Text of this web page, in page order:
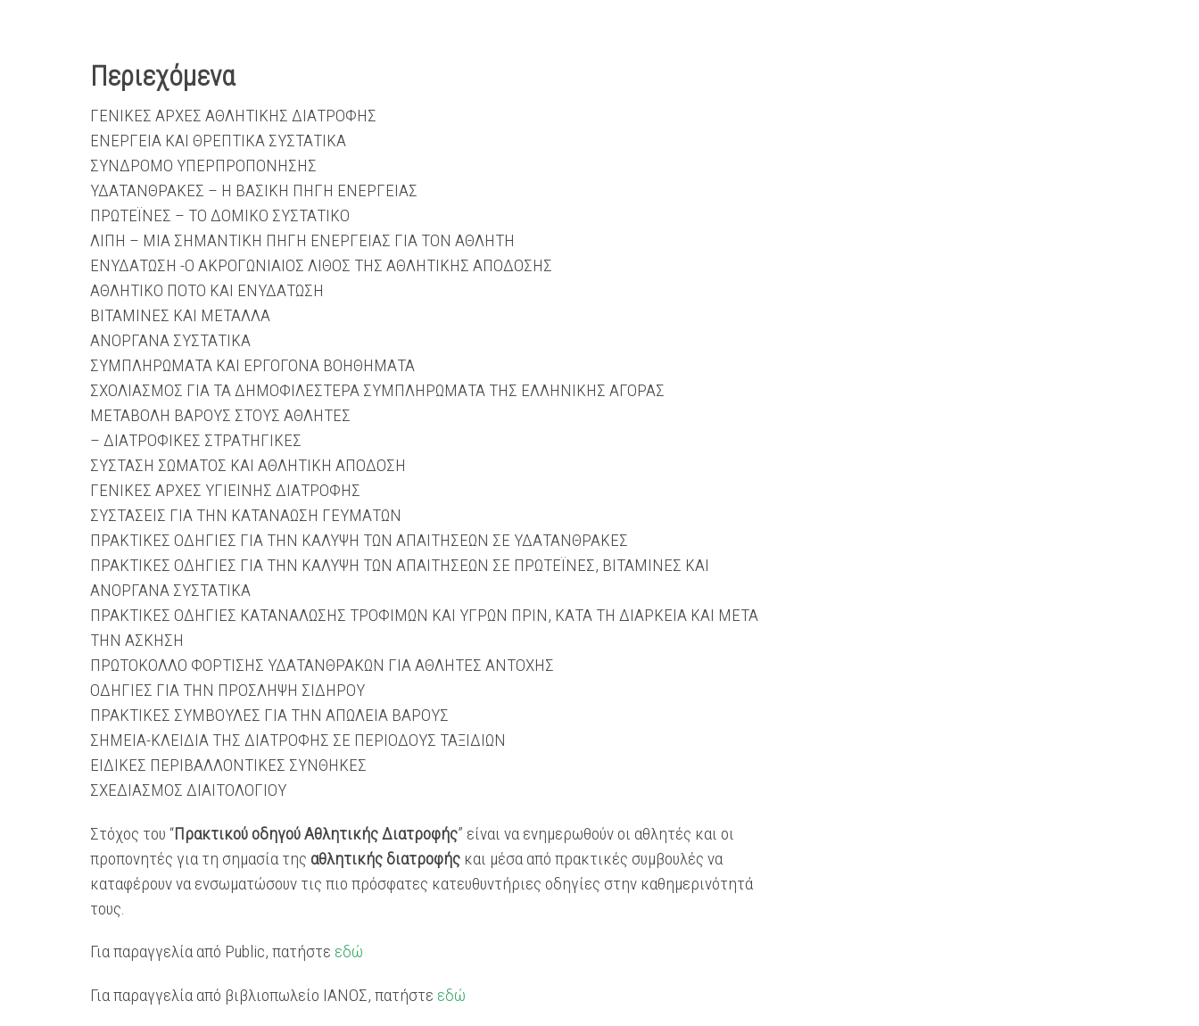
Περιεχόμενα
ΓΕΝΙΚΕΣ ΑΡΧΕΣ ΑΘΛΗΤΙΚΗΣ ΔΙΑΤΡΟΦΗΣ
ΕΝΕΡΓΕΙΑ ΚΑΙ ΘΡΕΠΤΙΚΑ ΣΥΣΤΑΤΙΚΑ
ΣΥΝΔΡΟΜΟ ΥΠΕΡΠΡΟΠΟΝΗΣΗΣ
ΥΔΑΤΑΝΘΡΑΚΕΣ – Η ΒΑΣΙΚΗ ΠΗΓΗ ΕΝΕΡΓΕΙΑΣ
ΠΡΩΤΕΪΝΕΣ – ΤΟ ΔΟΜΙΚΟ ΣΥΣΤΑΤΙΚΟ
ΛΙΠΗ – ΜΙΑ ΣΗΜΑΝΤΙΚΗ ΠΗΓΗ ΕΝΕΡΓΕΙΑΣ ΓΙΑ ΤΟΝ ΑΘΛΗΤΗ
ΕΝΥΔΑΤΩΣΗ -Ο ΑΚΡΟΓΩΝΙΑΙΟΣ ΛΙΘΟΣ ΤΗΣ ΑΘΛΗΤΙΚΗΣ ΑΠΟΔΟΣΗΣ
ΑΘΛΗΤΙΚΟ ΠΟΤΟ ΚΑΙ ΕΝΥΔΑΤΩΣΗ
ΒΙΤΑΜΙΝΕΣ ΚΑΙ ΜΕΤΑΛΛΑ
ΑΝΟΡΓΑΝΑ ΣΥΣΤΑΤΙΚΑ
ΣΥΜΠΛΗΡΩΜΑΤΑ ΚΑΙ ΕΡΓΟΓΟΝΑ ΒΟΗΘΗΜΑΤΑ
ΣΧΟΛΙΑΣΜΟΣ ΓΙΑ ΤΑ ΔΗΜΟΦΙΛΕΣΤΕΡΑ ΣΥΜΠΛΗΡΩΜΑΤΑ ΤΗΣ ΕΛΛΗΝΙΚΗΣ ΑΓΟΡΑΣ
ΜΕΤΑΒΟΛΗ ΒΑΡΟΥΣ ΣΤΟΥΣ ΑΘΛΗΤΕΣ
– ΔΙΑΤΡΟΦΙΚΕΣ ΣΤΡΑΤΗΓΙΚΕΣ
ΣΥΣΤΑΣΗ ΣΩΜΑΤΟΣ ΚΑΙ ΑΘΛΗΤΙΚΗ ΑΠΟΔΟΣΗ
ΓΕΝΙΚΕΣ ΑΡΧΕΣ ΥΓΙΕΙΝΗΣ ΔΙΑΤΡΟΦΗΣ
ΣΥΣΤΑΣΕΙΣ ΓΙΑ ΤΗΝ ΚΑΤΑΝΑΩΣΗ ΓΕΥΜΑΤΩΝ
ΠΡΑΚΤΙΚΕΣ ΟΔΗΓΙΕΣ ΓΙΑ ΤΗΝ ΚΑΛΥΨΗ ΤΩΝ ΑΠΑΙΤΗΣΕΩΝ ΣΕ ΥΔΑΤΑΝΘΡΑΚΕΣ
ΠΡΑΚΤΙΚΕΣ ΟΔΗΓΙΕΣ ΓΙΑ ΤΗΝ ΚΑΛΥΨΗ ΤΩΝ ΑΠΑΙΤΗΣΕΩΝ ΣΕ ΠΡΩΤΕΪΝΕΣ, ΒΙΤΑΜΙΝΕΣ ΚΑΙ
ΑΝΟΡΓΑΝΑ ΣΥΣΤΑΤΙΚΑ
ΠΡΑΚΤΙΚΕΣ ΟΔΗΓΙΕΣ ΚΑΤΑΝΑΛΩΣΗΣ ΤΡΟΦΙΜΩΝ ΚΑΙ ΥΓΡΩΝ ΠΡΙΝ, ΚΑΤΑ ΤΗ ΔΙΑΡΚΕΙΑ ΚΑΙ ΜΕΤΑ
ΤΗΝ ΑΣΚΗΣΗ
ΠΡΩΤΟΚΟΛΛΟ ΦΟΡΤΙΣΗΣ ΥΔΑΤΑΝΘΡΑΚΩΝ ΓΙΑ ΑΘΛΗΤΕΣ ΑΝΤΟΧΗΣ
ΟΔΗΓΙΕΣ ΓΙΑ ΤΗΝ ΠΡΟΣΛΗΨΗ ΣΙΔΗΡΟΥ
ΠΡΑΚΤΙΚΕΣ ΣΥΜΒΟΥΛΕΣ ΓΙΑ ΤΗΝ ΑΠΩΛΕΙΑ ΒΑΡΟΥΣ
ΣΗΜΕΙΑ-ΚΛΕΙΔΙΑ ΤΗΣ ΔΙΑΤΡΟΦΗΣ ΣΕ ΠΕΡΙΟΔΟΥΣ ΤΑΞΙΔΙΩΝ
ΕΙΔΙΚΕΣ ΠΕΡΙΒΑΛΛΟΝΤΙΚΕΣ ΣΥΝΘΗΚΕΣ
ΣΧΕΔΙΑΣΜΟΣ ΔΙΑΙΤΟΛΟΓΙΟΥ
Στόχος του “Πρακτικού οδηγού Αθλητικής Διατροφής” είναι να ενημερωθούν οι αθλητές και οι
προπονητές για τη σημασία της αθλητικής διατροφής και μέσα από πρακτικές συμβουλές να
καταφέρουν να ενσωματώσουν τις πιο πρόσφατες κατευθυντήριες οδηγίες στην καθημερινότητά
τους.
Για παραγγελία από Public, πατήστε εδώ
Για παραγγελία από βιβλιοπωλείο ΙΑΝΟΣ, πατήστε εδώ